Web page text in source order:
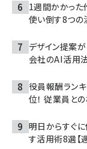
1週間かかっ
使い倒す8つの
デザイン提案
会社のAI活用
役員報酬ラン
位！ 従業員と
明日からすぐ
す活用術8選【